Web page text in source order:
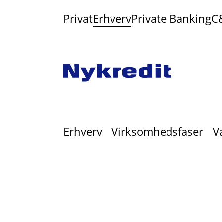
PrivatErhvervPrivate Banking
Erhverv Virksomhedsfaser